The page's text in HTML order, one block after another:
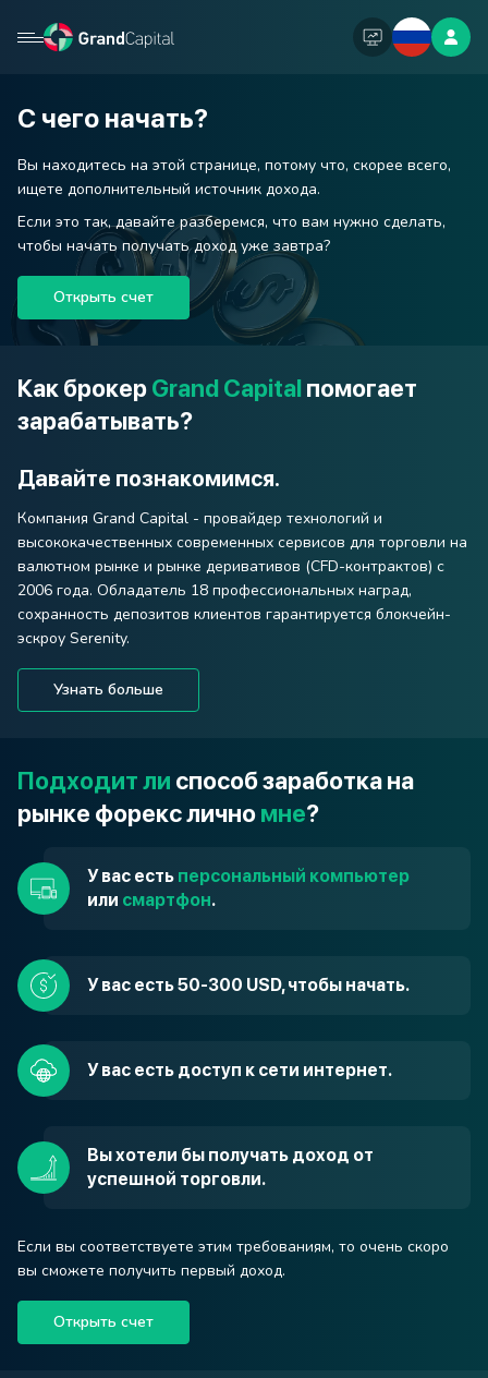
С чего начать?
Вы находитесь на этой странице, потому что, скорее всего,
ищете дополнительный источник дохода.
Если это так, давайте разберемся, что вам нужно сделать,
чтобы начать получать доход уже завтра?
Открыть счет
Как брокерGrand Capitalпомогает
зарабатывать?
Давайте познакомимся.
Компания Grand Capital - провайдер технологий и
высококачественных современных сервисов для торговли на
валютном рынке и рынке деривативов (CFD-контрактов) с
2006 года. Обладатель 18 профессиональных наград,
сохранность депозитов клиентов гарантируется блокчейн-
эскроу Serenity.
Узнать больше
Подходит ли способ заработка на
рынке форекс личномне?
У вас есть персональный компьютер
или смартфон.
У вас есть 50-300 USD, чтобы начать.
У вас есть доступ к сети интернет.
Вы хотели бы получать доход от
успешной торговли.
Если вы соответствуете этим требованиям, то очень скоро
вы сможете получить первый доход.
Открыть счет